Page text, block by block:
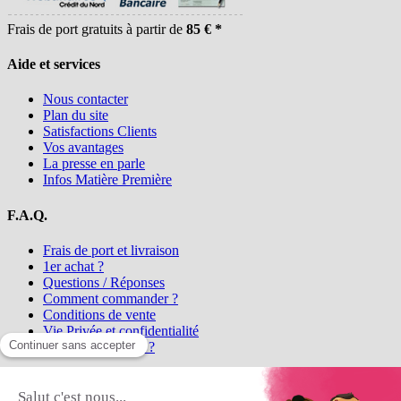
Frais de port gratuits à partir de 85 € *
Aide et services
Nous contacter
Plan du site
Satisfactions Clients
Vos avantages
La presse en parle
Infos Matière Première
F.A.Q.
Frais de port et livraison
1er achat ?
Questions / Réponses
Comment commander ?
Conditions de vente
Vie Privée et confidentialité
Qui sommes-nous ?